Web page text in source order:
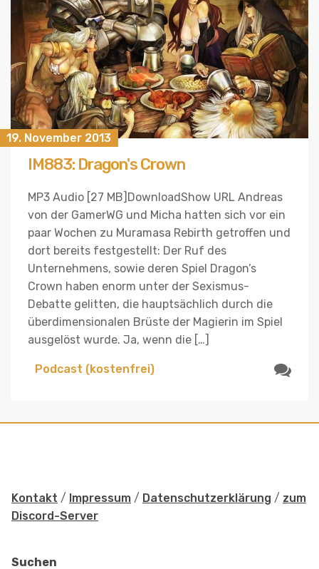
19. November 2013
IM883: Dragon's Crown
MP3 Audio [27 MB]DownloadShow URL Andreas
von der GamerWG und Micha hatten sich vor ein
paar Wochen zu Muramasa Rebirth getroffen und
dort bereits festgestellt: Der Ruf des
Unternehmens, sowie deren Spiel Dragon’s
Crown haben enorm unter der Sexismus-
Debatte gelitten, die hauptsächlich durch die
überdimensionalen Brüste der Magierin im Spiel
ausgelöst wurde. Ja, wenn die […]
Podcast (kostenfrei)
Kontakt / Impressum / Datenschutzerklärung / zum
Discord-Server
Suchen